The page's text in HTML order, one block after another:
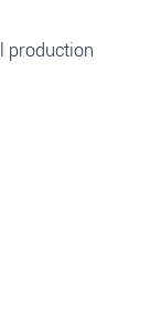
production